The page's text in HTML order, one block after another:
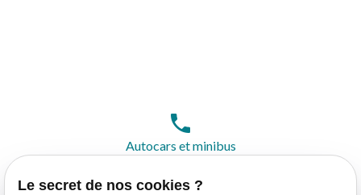
phone
Autocars et minibus
Le secret de nos cookies ?